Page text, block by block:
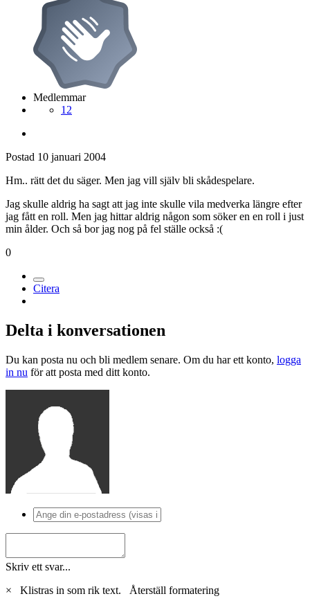
Medlemmar
12
Postad 10 januari 2004
Hm.. rätt det du säger. Men jag vill själv bli skådespelare.
Jag skulle aldrig ha sagt att jag inte skulle vila medverka längre efter
jag fått en roll. Men jag hittar aldrig någon som söker en en roll i just
min ålder. Och så bor jag nog på fel ställe också :(
0
Citera
Delta i konversationen
Du kan posta nu och bli medlem senare. Om du har ett konto, logga
in nu för att posta med ditt konto.
Skriv ett svar...
×
Klistras in som rik text. Återställ formatering